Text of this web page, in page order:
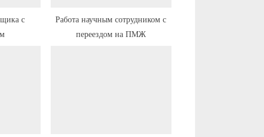
с
Работа научным сотрудником с
переездом на ПМЖ